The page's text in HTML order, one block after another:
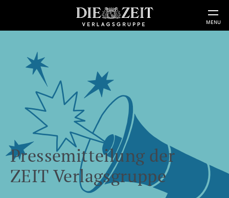
MENU
Pressemitteilung der
ZEIT Verlagsgruppe